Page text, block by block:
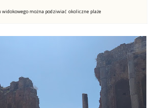
widokowego można podziwiać okoliczne plaże